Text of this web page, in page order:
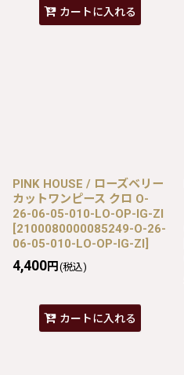
カートに入れる
PINK HOUSE / ローズベリー
カットワンピース クロ O-
26-06-05-010-LO-OP-IG-ZI
[2100080000085249-O-26-
06-05-010-LO-OP-IG-ZI]
4,400円 (税込)
カートに入れる